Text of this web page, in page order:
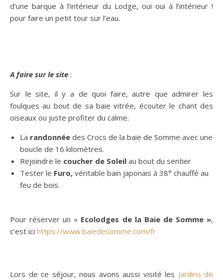
d’une barque à l’intérieur du Lodge, oui oui à l’intérieur !
pour faire un petit tour sur l’eau.
A faire sur le site :
Sur le site, il y a de quoi faire, autre que admirer les
foulques au bout de sa baie vitrée, écouter le chant des
oiseaux ou juste profiter du calme.
La randonnée des Crocs de la baie de Somme avec une
boucle de 16 kilomètres.
Rejoindre le coucher de Soleil au bout du sentier
Tester le Furo, véritable bain japonais à 38° chauffé au
feu de bois.
Pour réserver un « Ecolodges de la Baie de Somme »,
c’est ici https://www.baiedesomme.com/fr
Lors de ce séjour, nous avons aussi visité les Jardins de